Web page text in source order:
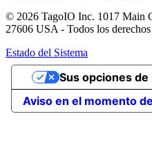
© 2026 TagoIO Inc. 1017 Main
27606 USA - Todos los derechos
Estado del Sistema
Aviso en el momento
Sus opciones